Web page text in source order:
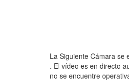
La Siguiente Cámara se
. El vídeo es en directo
no se encuentre